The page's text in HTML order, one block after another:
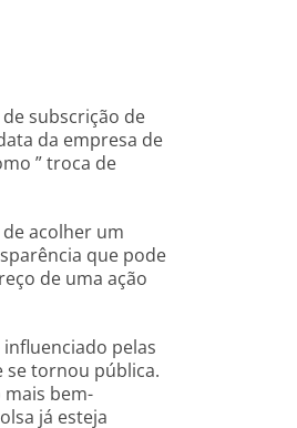
subscrição de
da empresa de
” troca de
acolher um
que pode
de uma ação
pelas
se tornou pública.
mais bem-
já esteja